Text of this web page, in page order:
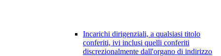
Incarichi dirigenziali, a qualsiasi titolo
conferiti, ivi inclusi quelli conferiti
discrezionalmente dall'organo di indirizzo